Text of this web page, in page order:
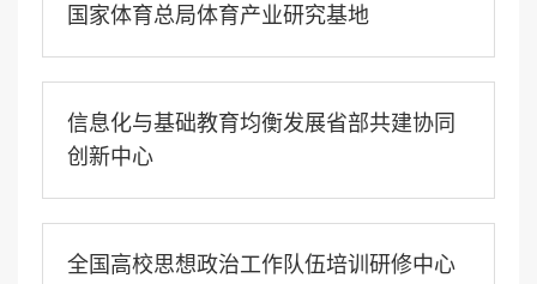
国家体育总局体育产业研究基地
信息化与基础教育均衡发展省部共建协同
创新中心
全国高校思想政治工作队伍培训研修中心